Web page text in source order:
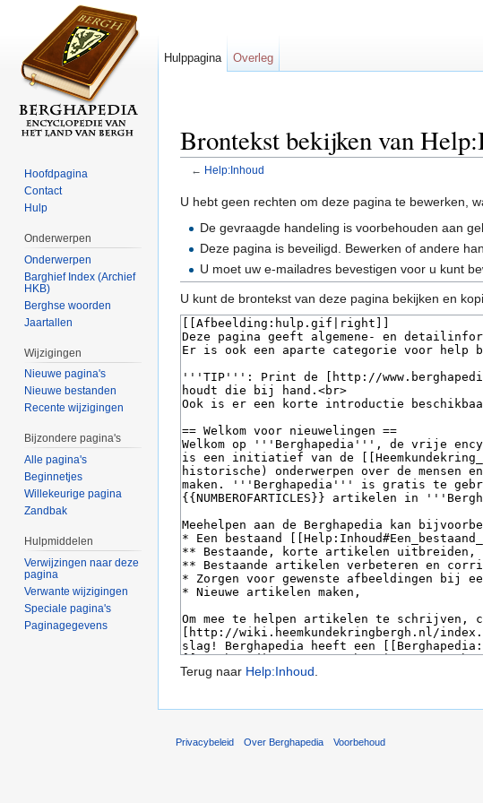
Brontekst bekijken van
← Help:Inhoud
U hebt geen rechten om deze pagina te bewerken,
De gevraagde handeling is voorbehouden aan
Deze pagina is beveiligd. Bewerken of andere
U moet uw e-mailadres bevestigen voor u kunt
U kunt de brontekst van deze pagina bekijken en
Terug naar Help:Inhoud
Hulppagina Overleg
Hoofdpagina
Contact
Hulp
Onderwerpen
Onderwerpen
Barghief Index (Archief
HKB)
Berghse woorden
Jaartallen
Wijzigingen
Nieuwe pagina's
Nieuwe bestanden
Recente wijzigingen
Bijzondere pagina's
Alle pagina's
Beginnetjes
Willekeurige pagina
Zandbak
Hulpmiddelen
Verwijzingen naar deze
pagina
Verwante wijzigingen
Speciale pagina's
Paginagegevens
Privacybeleid Over Berghapedia Voorbehoud